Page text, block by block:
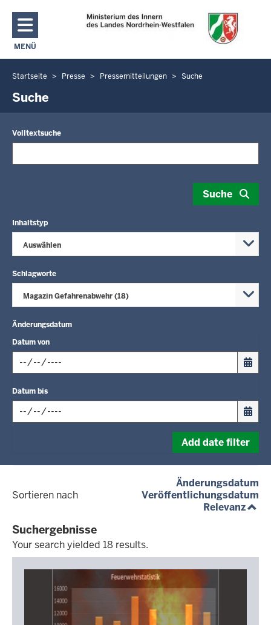
Direkt zum Inhalt
MENÜ
NAVIGATION AKTIVIEREN/DEAKTIVIEREN: MAIN MENU
Sie
befinden
Startseite Presse Pressemitteilungen Suche
Suche
Volltextsuche
Suche
Inhaltstyp
Auswählen
Schlagworte
Magazin Gefahrenabwehr (18)
Änderungsdatum
Datum von
date
format:
Datum bis
dd.mm.yyyy
Add date filter
Sortieren nach
Änderungsdatum
Veröffentlichungsdatum
Relevanz
Suchergebnisse
Your search yielded 18 results.
Your